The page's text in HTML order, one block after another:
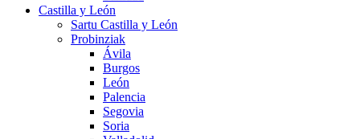
Castilla y León
Sartu Castilla y León
Probinziak
Ávila
Burgos
León
Palencia
Segovia
Soria